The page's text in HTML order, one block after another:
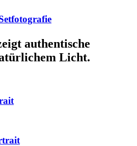
authentische
Licht.